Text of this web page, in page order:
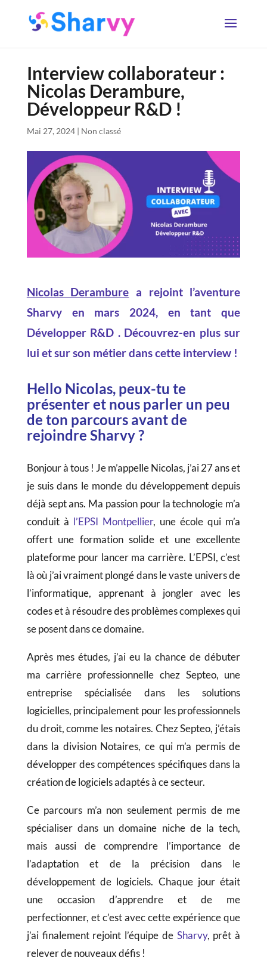
Interview collaborateur :
Nicolas Derambure,
Développeur R&D !
Mai 27, 2024| Non classé
Nicolas Derambure a rejoint l’aventure
Sharvy en mars 2024, en tant que
Développer R&D . Découvrez-en plus sur
lui et sur son métier dans cette interview !
Hello Nicolas, peux-tu te
présenter et nous parler un peu
de ton parcours avant de
rejoindre Sharvy ?
Bonjour à tous ! Je m’appelle Nicolas, j’ai 27 ans et
je suis dans le monde du développement depuis
déjà sept ans. Ma passion pour la technologie m’a
conduit à l’EPSI Montpellier, une école qui m’a
offert une formation solide et une excellente
plateforme pour lancer ma carrière. L’EPSI, c’est
là où j’ai vraiment plongé dans le vaste univers de
l’informatique, apprenant à jongler avec les
codes et à résoudre des problèmes complexes qui
se posent dans ce domaine.
Après mes études, j’ai eu la chance de débuter
ma carrière professionnelle chez Septeo, une
entreprise spécialisée dans les solutions
logicielles, principalement pour les professionnels
du droit, comme les notaires. Chez Septeo, j’étais
dans la division Notaires, ce qui m’a permis de
développer des compétences spécifiques dans la
création de logiciels adaptés à ce secteur.
Ce parcours m’a non seulement permis de me
spécialiser dans un domaine niche de la tech,
mais aussi de comprendre l’importance de
l’adaptation et de la précision dans le
développement de logiciels. Chaque jour était
une occasion d’apprendre et de me
perfectionner, et c’est avec cette expérience que
j’ai finalement rejoint l’équipe de Sharvy, prêt à
relever de nouveaux défis !